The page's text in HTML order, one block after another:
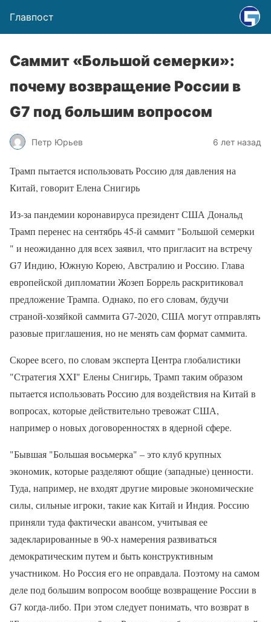
Главпост
Саммит «Большой семерки»:
почему возвращение России в
G7 под большим вопросом
Петр Юрьев 6 лет назад
Трамп пытается использовать Россию для давления на
Китай, говорит Елена Снигирь
Из-за пандемии коронавируса президент США Дональд
Трамп перенес на сентябрь 45-й саммит "Большой семерки
" и неожиданно для всех заявил, что пригласит на встречу
G7 Индию, Южную Корею, Австралию и Россию. Глава
европейской дипломатии Жозеп Боррель раскритиковал
предложение Трампа. Однако, по его словам, будучи
страной-хозяйкой саммита G7-2020, США могут отправлять
разовые приглашения, но не менять сам формат саммита.
Скорее всего, по словам эксперта Центра глобалистики
"Стратегия XXI" Елены Снигирь, Трамп таким образом
пытается использовать Россию для воздействия на Китай в
вопросах, которые действительно тревожат США,
например о новых договоренностях в ядерной сфере.
"Бывшая "Большая восьмерка" – это клуб крупных
экономик, которые разделяют общие (западные) ценности.
Туда, например, не входят другие мировые экономические
силы, сильные игроки, такие как Китай и Индия. Россию
приняли туда фактически авансом, учитывая ее
задекларированные в 90-х намерения развиваться
демократическим путем и быть конструктивным
участником. Но Россия его не оправдала. Поэтому на самом
деле под большим вопросом вообще возвращение России в
G7 когда-либо. При этом следует понимать, что возврат в